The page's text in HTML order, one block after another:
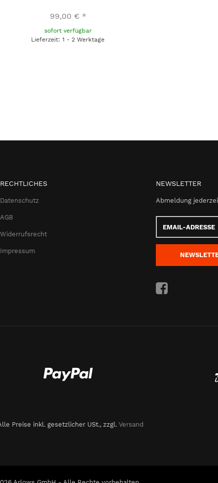
99,00 € *
sofort verfügbar
Lieferzeit: 1 - 2 Werktage
RECHTLICHES
Datenschutz
AGB
Widerrufsrecht
Impressum
NEWSLETTER
Abmeldung
Adresse
Preise inkl. gesetzlicher USt., zzgl. Versand